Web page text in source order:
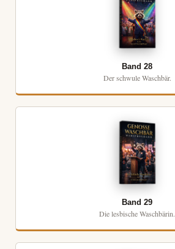
Band 28
Der schwule Waschbär.
Band 29
Die lesbische Waschbärin.